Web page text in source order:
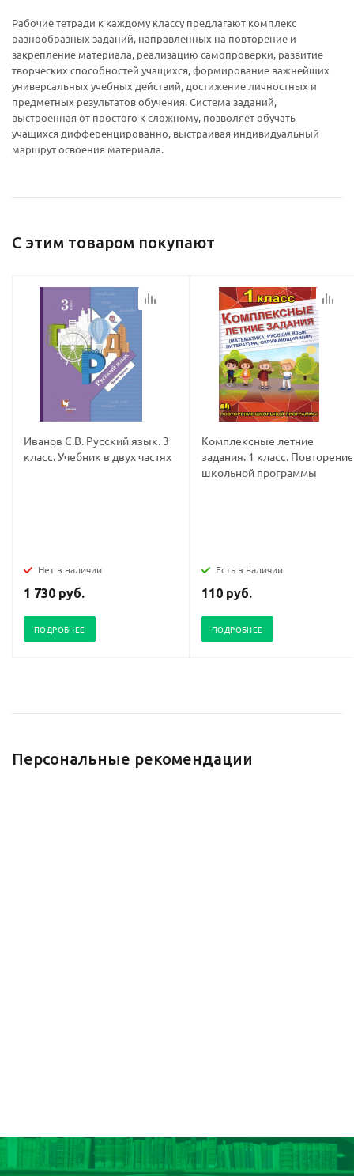
Рабочие тетради к каждому классу предлагают комплекс
разнообразных заданий, направленных на повторение и
закрепление материала, реализацию самопроверки, развитие
творческих способностей учащихся, формирование важнейших
универсальных учебных действий, достижение личностных и
предметных результатов обучения. Система заданий,
выстроенная от простого к сложному, позволяет обучать
учащихся дифференцированно, выстраивая индивидуальный
маршрут освоения материала.
С этим товаром покупают
Иванов С.В. Русский язык. 3
класс. Учебник в двух частях
Нет в наличии
1 730 руб.
ПОДРОБНЕЕ
Комплексные летние
задания. 1 класс. Повторение
школьной программы
Есть в наличии
110 руб.
ПОДРОБНЕЕ
Персональные рекомендации
Ваш E-mail:
конфидициальности
Ваш E-mail:
конфидициальности